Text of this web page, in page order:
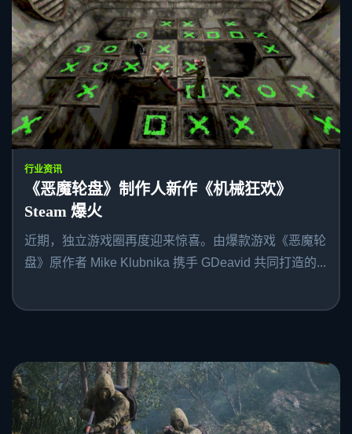
行业资讯
《恶魔轮盘》制作人新作《机械狂欢》
Steam 爆火
近期，独立游戏圈再度迎来惊喜。由爆款游戏《恶魔轮
盘》原作者 Mike Klubnika 携手 GDeavid 共同打造的...